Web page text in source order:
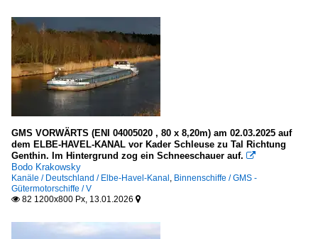
GMS VORWÄRTS (ENI 04005020 , 80 x 8,20m) am 02.03.2025 auf
dem ELBE-HAVEL-KANAL vor Kader Schleuse zu Tal Richtung
Genthin. Im Hintergrund zog ein Schneeschauer auf. 
Bodo Krakowsky
Kanäle / Deutschland / Elbe-Havel-Kanal Binnenschiffe / GMS -
Gütermotorschiffe / V
 82 1200x800 Px, 13.01.2026 